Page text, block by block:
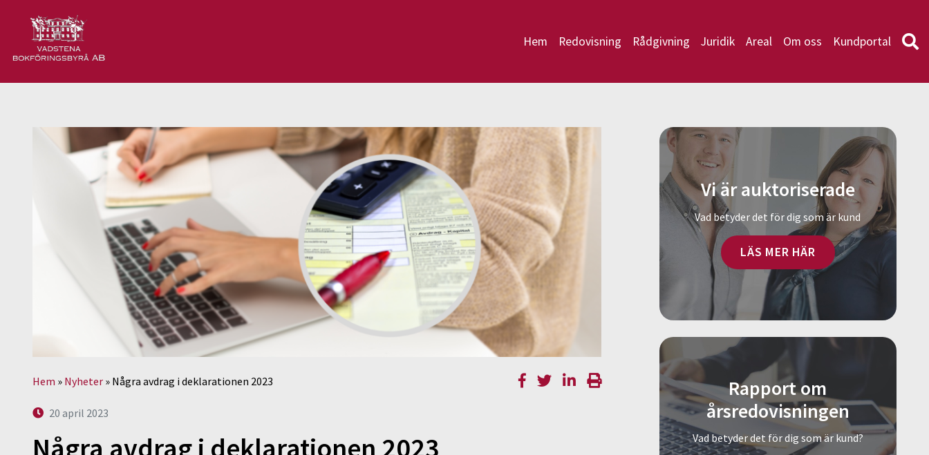
Hem Redovisning Rådgivning Juridik Areal Om oss Kundportal
Hem » Nyheter » Några avdrag i deklarationen 2023
20 april 2023
Några avdrag i deklarationen 2023
Vi är auktoriserade
Vad betyder det för dig som är kund
LÄS MER HÄR
Rapport om
årsredovisningen
Vad betyder det för dig som är kund?